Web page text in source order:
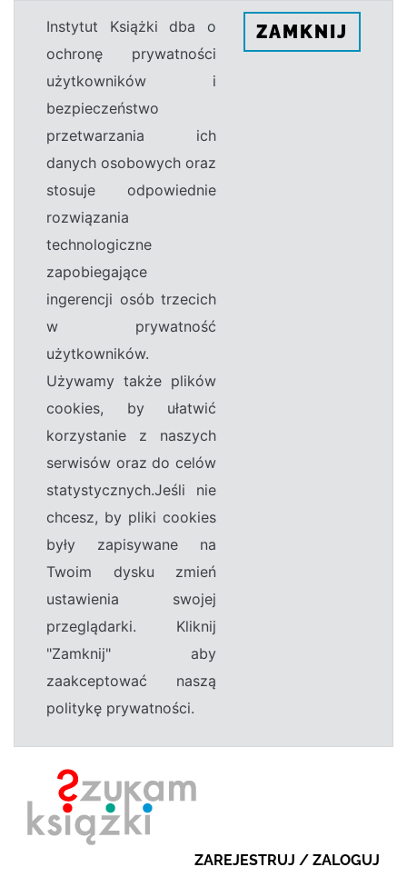
Instytut Książki dba o
ochronę prywatności
użytkowników i
bezpieczeństwo
przetwarzania ich
danych osobowych oraz
stosuje odpowiednie
rozwiązania
technologiczne
zapobiegające
ingerencji osób trzecich
w prywatność
użytkowników.
Używamy także plików
cookies, by ułatwić
korzystanie z naszych
serwisów oraz do celów
statystycznych.Jeśli nie
chcesz, by pliki cookies
były zapisywane na
Twoim dysku zmień
ustawienia swojej
przeglądarki. Kliknij
"Zamknij" aby
zaakceptować naszą
politykę prywatności.
ZAMKNIJ
ZAREJESTRUJ / ZALOGUJ